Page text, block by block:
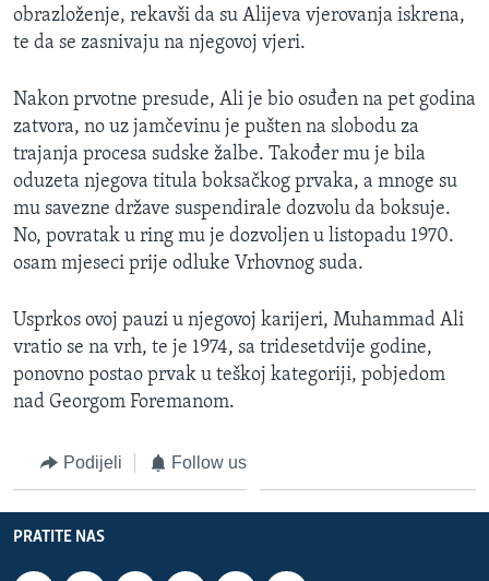
obrazloženje, rekavši da su Alijeva vjerovanja iskrena,
te da se zasnivaju na njegovoj vjeri.
Nakon prvotne presude, Ali je bio osuđen na pet godina
zatvora, no uz jamčevinu je pušten na slobodu za
trajanja procesa sudske žalbe. Također mu je bila
oduzeta njegova titula boksačkog prvaka, a mnoge su
mu savezne države suspendirale dozvolu da boksuje.
No, povratak u ring mu je dozvoljen u listopadu 1970.
osam mjeseci prije odluke Vrhovnog suda.
Usprkos ovoj pauzi u njegovoj karijeri, Muhammad Ali
vratio se na vrh, te je 1974, sa tridesetdvije godine,
ponovno postao prvak u teškoj kategoriji, pobjedom
nad Georgom Foremanom.
Podijeli Follow us
PRATITE NAS